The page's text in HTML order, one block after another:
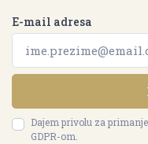
E-mail adresa
Dajem privolu za
GDPR-om.